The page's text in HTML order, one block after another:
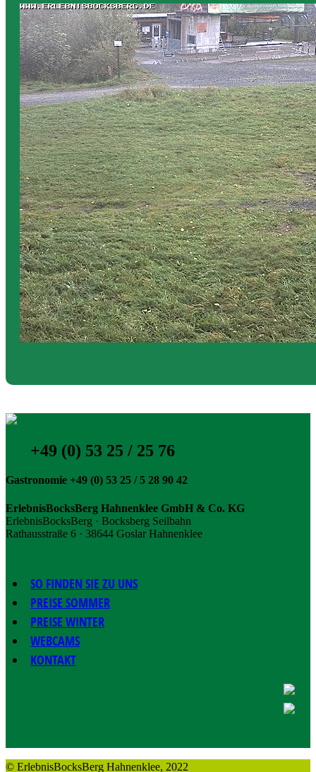
+49 (0) 53 25 / 25 76
Gastronomie +49 (0) 53 25 / 5 28 90 42
ErlebnisBocksBerg Hahnenklee GmbH & Co. KG
ErlebnisBocksBerg · Bocksberg Seilbahn
Rathausstraße 6 · 38644 Goslar Hahnenklee
SO FINDEN SIE ZU UNS
PREISE SOMMER
PREISE WINTER
WEBCAMS
KONTAKT
© ErlebnisBocksBerg Hahnenklee, 2022